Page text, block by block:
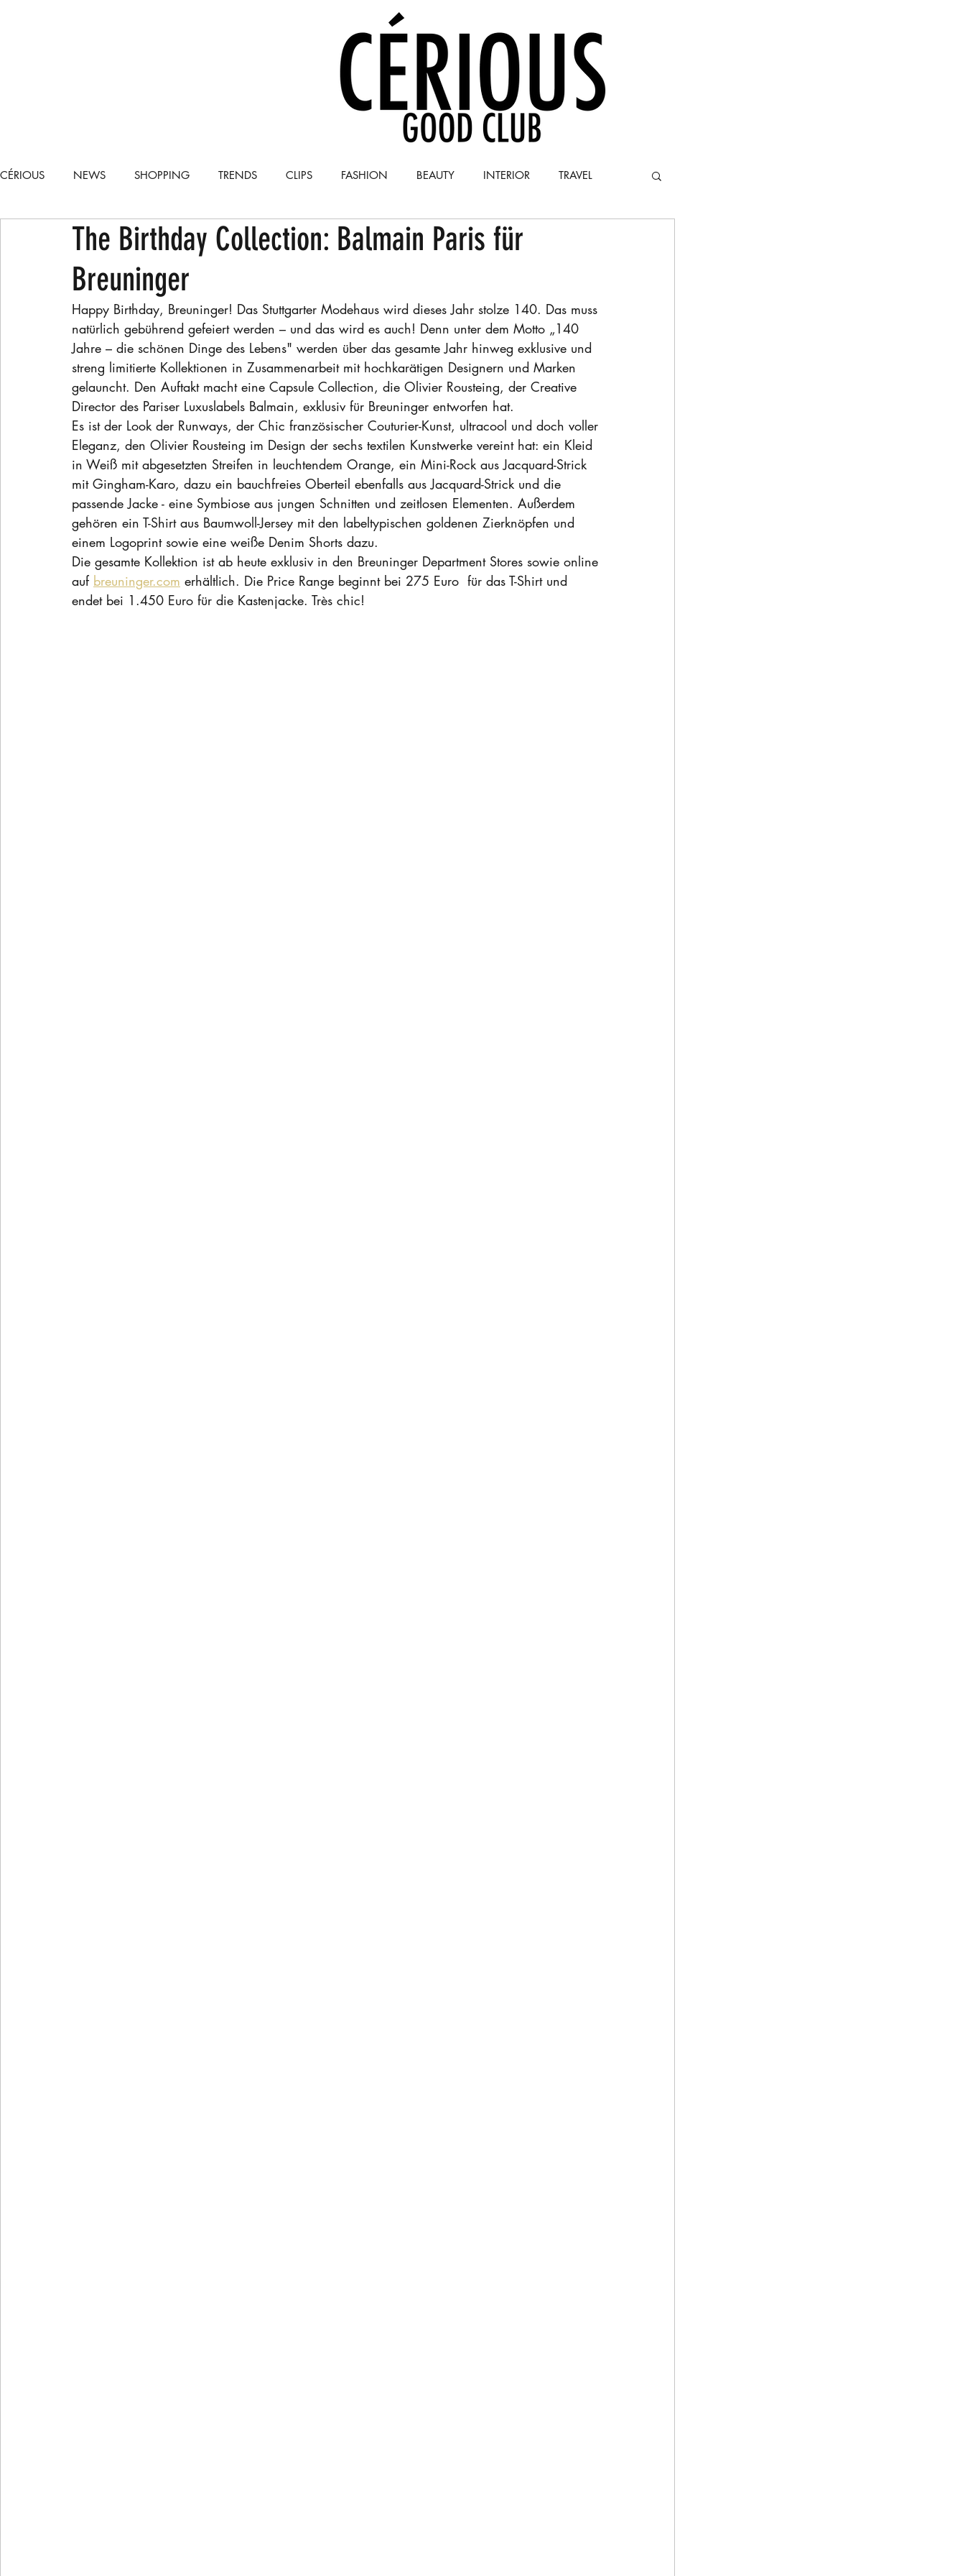
CÉRIOUS NEWS SHOPPING TRENDS CLIPS FASHION BEAUTY INTERIOR TRAVEL
CARS RECIPES LIFESTYLE RUNWAY COLUMN
The Birthday Collection: Balmain Paris für
Breuninger
Happy Birthday, Breuninger! Das Stuttgarter Modehaus wird dieses Jahr stolze 140. Das muss
natürlich gebührend gefeiert werden – und das wird es auch! Denn unter dem Motto „140
Jahre – die schönen Dinge des Lebens" werden über das gesamte Jahr hinweg exklusive und
streng limitierte Kollektionen in Zusammenarbeit mit hochkarätigen Designern und Marken
gelauncht. Den Auftakt macht eine Capsule Collection, die Olivier Rousteing, der Creative
Director des Pariser Luxuslabels Balmain, exklusiv für Breuninger entworfen hat.
Es ist der Look der Runways, der Chic französischer Couturier-Kunst, ultracool und doch voller
Eleganz, den Olivier Rousteing im Design der sechs textilen Kunstwerke vereint hat: ein Kleid
in Weiß mit abgesetzten Streifen in leuchtendem Orange, ein Mini-Rock aus Jacquard-Strick
mit Gingham-Karo, dazu ein bauchfreies Oberteil ebenfalls aus Jacquard-Strick und die
passende Jacke - eine Symbiose aus jungen Schnitten und zeitlosen Elementen. Außerdem
gehören ein T-Shirt aus Baumwoll-Jersey mit den labeltypischen goldenen Zierknöpfen und
einem Logoprint sowie eine weiße Denim Shorts dazu.
Die gesamte Kollektion ist ab heute exklusiv in den Breuninger Department Stores sowie online
auf breuninger.com erhältlich. Die Price Range beginnt bei 275 Euro  für das T-Shirt und
endet bei 1.450 Euro für die Kastenjacke. Très chic!